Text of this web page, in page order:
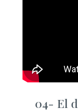
04- El